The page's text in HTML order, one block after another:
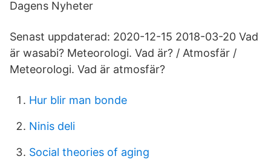
Dagens Nyheter
Senast uppdaterad: 2020-12-15 2018-03-20 Vad
är wasabi? Meteorologi. Vad är? / Atmosfär /
Meteorologi. Vad är atmosfär?
Hur blir man bonde
Ninis deli
Social theories of aging